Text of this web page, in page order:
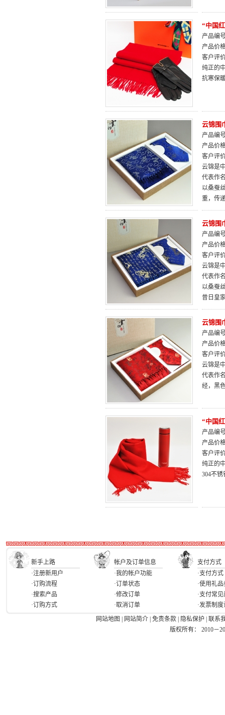
“中国
产品编
产品价
客户评
纯正的
抗寒保
云锦围
产品编
产品价
客户评
云锦是
代表作
以桑蚕
重，传
云锦围
产品编
产品价
客户评
云锦是
代表作
以桑蚕
昔日皇
云锦围
产品编
产品价
客户评
云锦是
代表作
经，黑
“中国
产品编
产品价
客户评
纯正的
304不
新手上路 帐户及订单信息
支付方式
·注册新用户
·订购流程
·搜索产品
·订购方式
·我的帐户功能
·订单状态
·修改订单
·取消订单
·支付方式
·使用礼品
·支付常
·发票制
网站地图
网站简介 免责条款 隐私保护
联系
版权所有： 2010－